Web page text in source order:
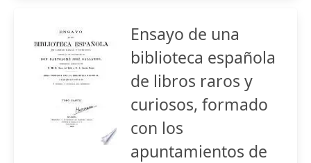
Ensayo de una
biblioteca española
de libros raros y
curiosos, formado
con los
apuntamientos de